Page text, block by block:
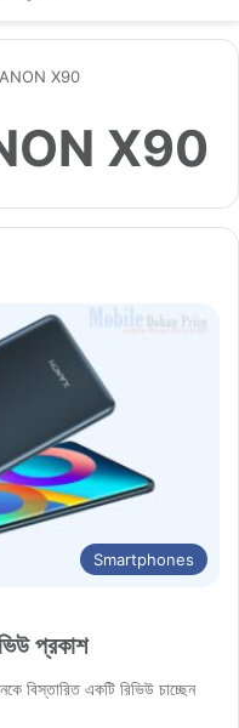
X90
X90
Smartphones
প্রকাশ
বিস্তারিত একটি রিভিউ চাচ্ছেন